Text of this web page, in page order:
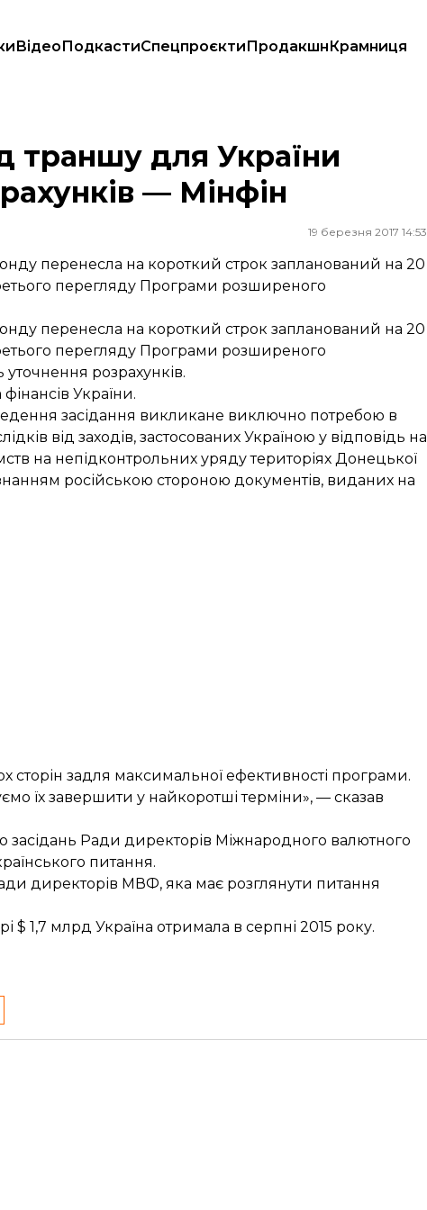
ВідеоПодкастиСпецпроєктиПродакшнКрамниця
— Мінфін
траншу для України
— Мінфін
19 березня 2017 14:53
перенесла на короткий строк запланований на 20
перегляду Програми розширеного
перенесла на короткий строк запланований на 20
перегляду Програми розширеного
уточнення розрахунків.
України.
засідання викликане виключно потребою в
від заходів, застосованих Україною у відповідь на
на непідконтрольних уряду територіях Донецької
російською стороною документів, виданих на
сторін задля максимальної ефективності програми.
їх завершити у найкоротші терміни», — сказав
Ради директорів Міжнародного валютного
питання.
директорів МВФ, яка має розглянути питання
1,7 млрд Україна отримала в серпні 2015 року.